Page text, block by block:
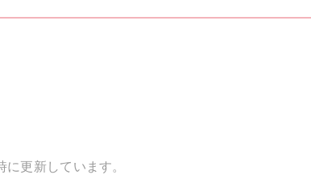
更新しています。